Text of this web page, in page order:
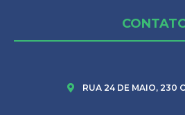
RUA 24 DE MAIO, 230